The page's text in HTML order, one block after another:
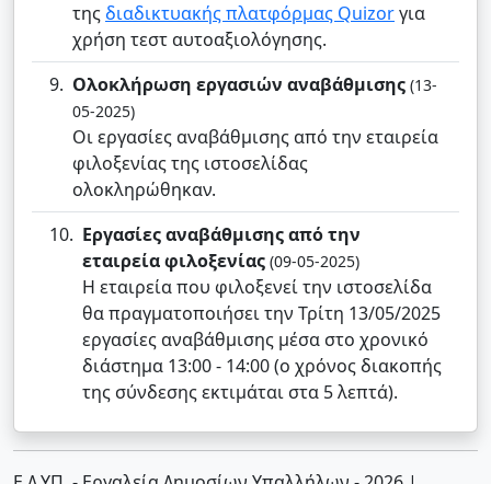
τηςδιαδικτυακής πλατφόρμας Quizorγια
χρήση τεστ αυτοαξιολόγησης.
Ολοκλήρωση εργασιών αναβάθμισης (13-
05-2025)
Οι εργασίες αναβάθμισης από την εταιρεία
φιλοξενίας της ιστοσελίδας
ολοκληρώθηκαν.
Εργασίες αναβάθμισης από την
εταιρεία φιλοξενίας (09-05-2025)
Η εταιρεία που φιλοξενεί την ιστοσελίδα
θα πραγματοποιήσει την Τρίτη 13/05/2025
εργασίες αναβάθμισης μέσα στο χρονικό
διάστημα 13:00 - 14:00 (ο χρόνος διακοπής
της σύνδεσης εκτιμάται στα 5 λεπτά).